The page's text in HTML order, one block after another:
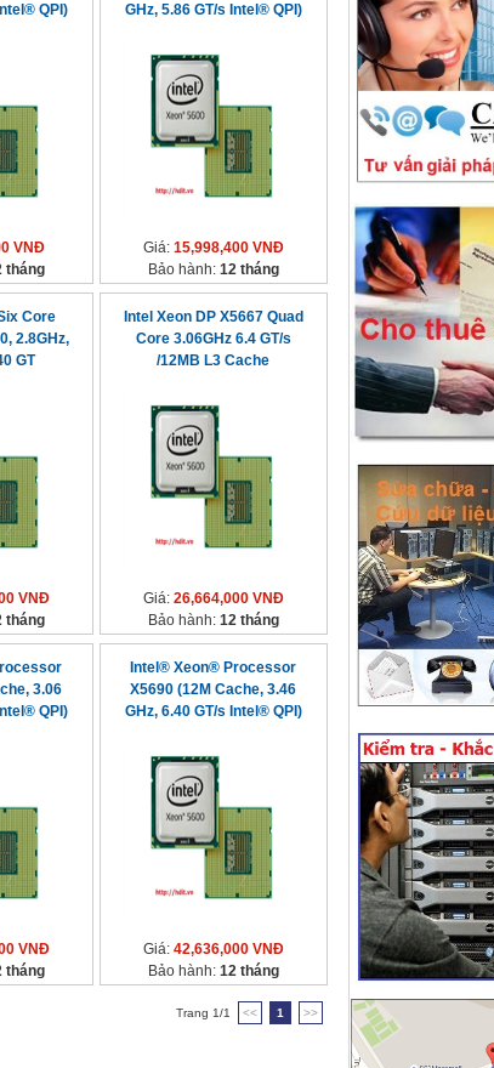
QPI)
VNĐ
tháng
GHz, 5.86 GT/s Intel® QPI)
Giá: 15,998,400 VNĐ
Bảo hành: 12 tháng
Core
2.8GHz,
GT
VNĐ
tháng
Intel Xeon DP X5667 Quad
Core 3.06GHz 6.4 GT/s
/12MB L3 Cache
Giá: 26,664,000 VNĐ
Bảo hành: 12 tháng
3.06
QPI)
VNĐ
tháng
Intel® Xeon® Processor
X5690 (12M Cache, 3.46
GHz, 6.40 GT/s Intel® QPI)
Giá: 42,636,000 VNĐ
Bảo hành: 12 tháng
Trang 1/1 << 1 >>